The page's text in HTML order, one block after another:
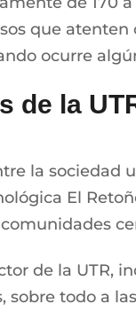
que
ocurre
de la
la sociedad
El
de la UTR,
sobre todo a